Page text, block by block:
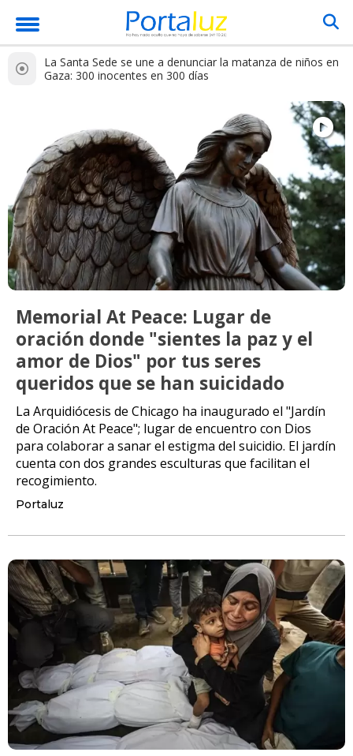
La Santa Sede se une a denunciar la matanza de niños en
Gaza: 300 inocentes en 300 días
Memorial At Peace: Lugar de
oración donde "sientes la paz y el
amor de Dios" por tus seres
queridos que se han suicidado
La Arquidiócesis de Chicago ha inaugurado el "Jardín
de Oración At Peace"; lugar de encuentro con Dios
para colaborar a sanar el estigma del suicidio. El jardín
cuenta con dos grandes esculturas que facilitan el
recogimiento.
Portaluz